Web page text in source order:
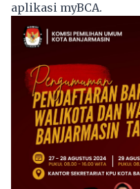
aplikasi myBCA.